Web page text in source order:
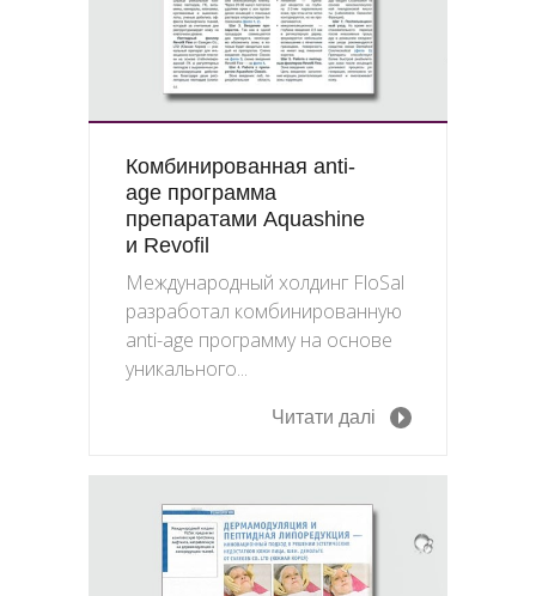
Комбинированная anti-
age программа
препаратами Aquashine
и Revofil
Международный холдинг FloSal
разработал комбинированную
anti-age программу на основе
уникального...
Читати далі